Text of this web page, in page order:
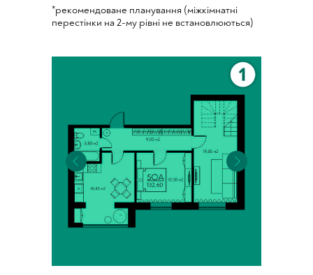
*рекомендоване планування (міжкімнатні
перестінки на 2-му рівні не встановлюються)